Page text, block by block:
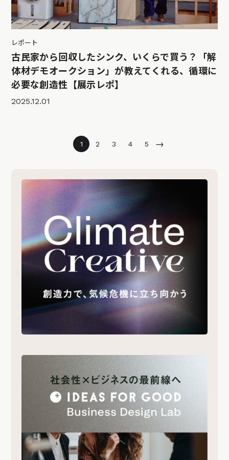
レポート
古民家から回収したシンク、いくらで買う？「解
体材デモオークション」が教えてくれる、循環に
必要な創造性【展示レポ】
2025.12.01
1 2 3 4 5 →